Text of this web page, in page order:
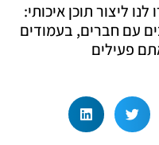
ליצור תוכן איכותי:
עם חברים, בעמודים
פעילים